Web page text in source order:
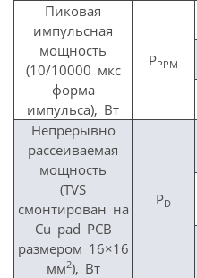
Пиковая
импульсная
мощность
(10/10000 мкс
форма
импульса), Вт
PPPM
Непрерывно
рассеиваемая
мощность
(TVS
смонтирован на
Cu pad PCB
размером 16×16
мм2), Вт
PD